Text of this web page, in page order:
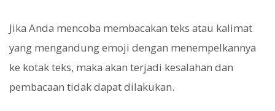
Jika Anda mencoba membacakan teks atau kalimat
yang mengandung emoji dengan menempelkannya
ke kotak teks, maka akan terjadi kesalahan dan
pembacaan tidak dapat dilakukan.